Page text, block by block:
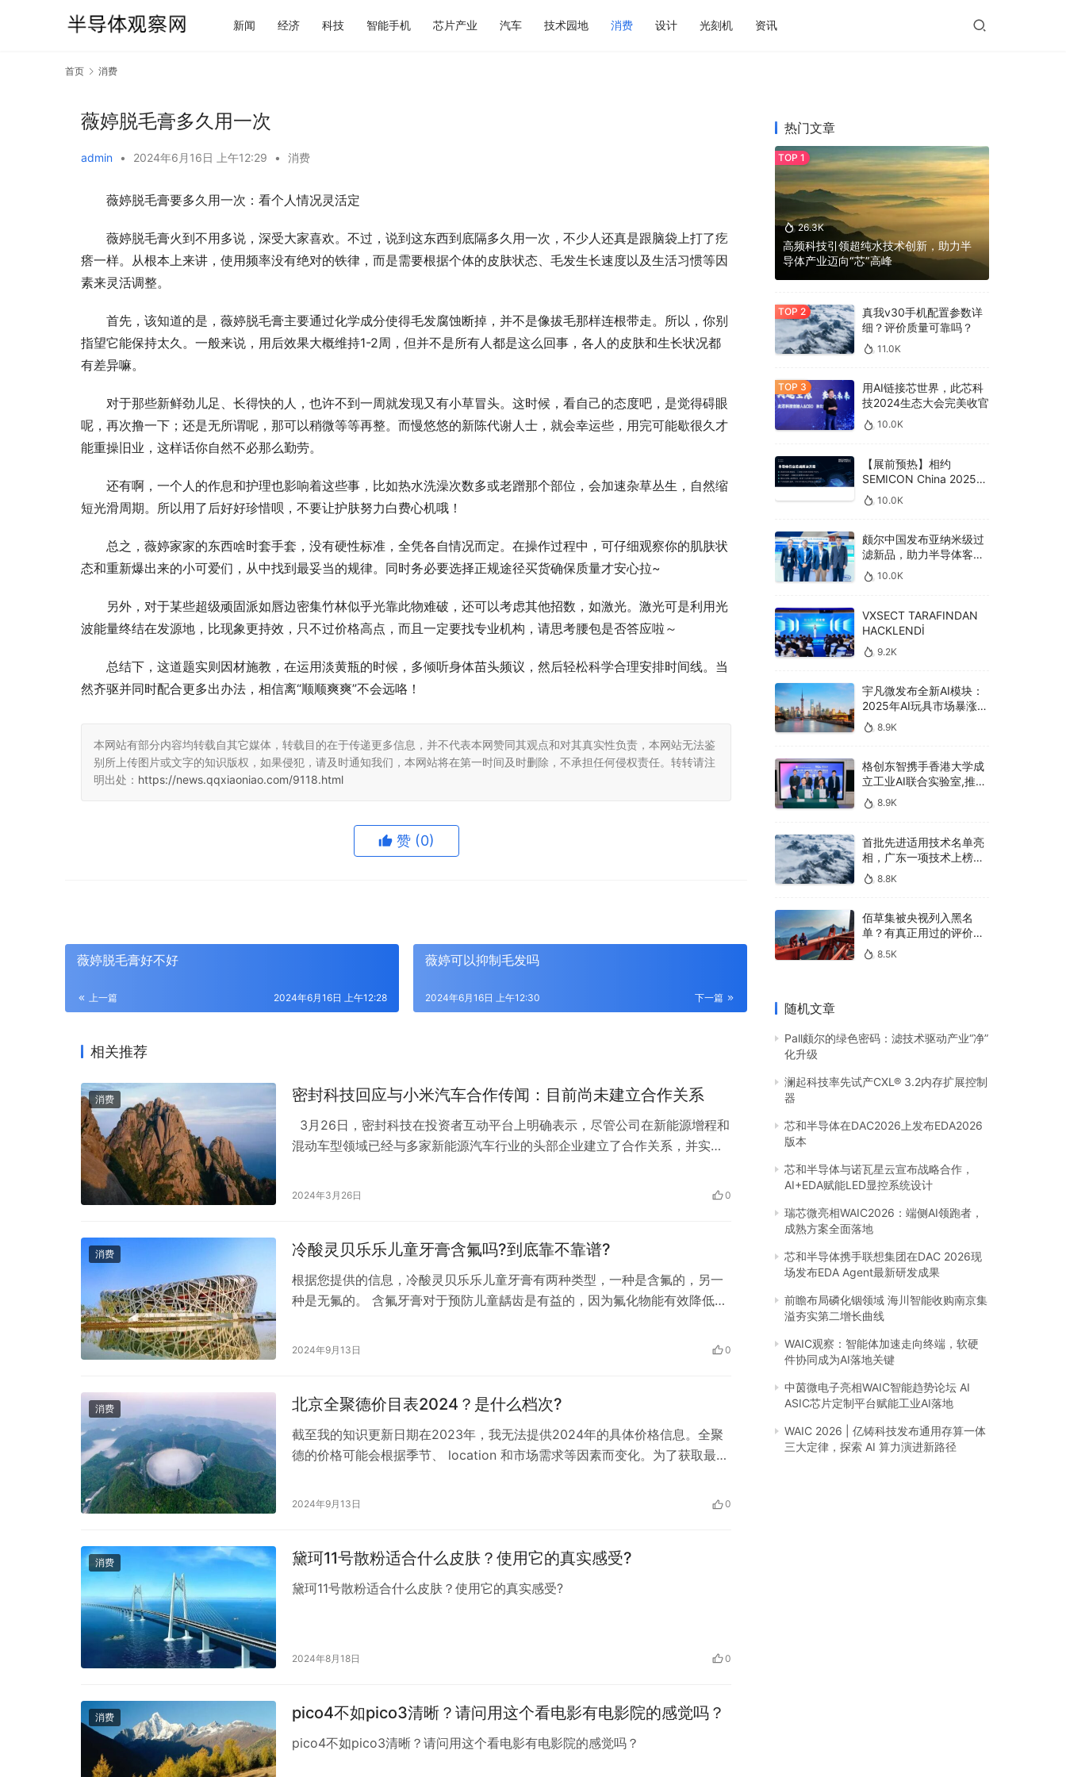
新闻 经济 科技 智能手机 芯片产业 汽车 技术园地 消费 设计 光刻机 资讯
首页 消费
薇婷脱毛膏多久用一次
admin • 2024年6月16日 上午12:29 • 消费
薇婷脱毛膏要多久用一次：看个人情况灵活定
薇婷脱毛膏火到不用多说，深受大家喜欢。不过，说到这东西到底隔多久用一次，不少人还真是跟脑袋上打了疙
瘩一样。从根本上来讲，使用频率没有绝对的铁律，而是需要根据个体的皮肤状态、毛发生长速度以及生活习惯等因
素来灵活调整。
首先，该知道的是，薇婷脱毛膏主要通过化学成分使得毛发腐蚀断掉，并不是像拔毛那样连根带走。所以，你别
指望它能保持太久。一般来说，用后效果大概维持1-2周，但并不是所有人都是这么回事，各人的皮肤和生长状况都
有差异嘛。
对于那些新鲜劲儿足、长得快的人，也许不到一周就发现又有小草冒头。这时候，看自己的态度吧，是觉得碍眼
呢，再次撸一下；还是无所谓呢，那可以稍微等等再整。而慢悠悠的新陈代谢人士，就会幸运些，用完可能歇很久才
能重操旧业，这样话你自然不必那么勤劳。
还有啊，一个人的作息和护理也影响着这些事，比如热水洗澡次数多或老蹭那个部位，会加速杂草丛生，自然缩
短光滑周期。所以用了后好好珍惜呗，不要让护肤努力白费心机哦！
总之，薇婷家家的东西啥时套手套，没有硬性标准，全凭各自情况而定。在操作过程中，可仔细观察你的肌肤状
态和重新爆出来的小可爱们，从中找到最妥当的规律。同时务必要选择正规途径买货确保质量才安心拉~
另外，对于某些超级顽固派如唇边密集竹林似乎光靠此物难破，还可以考虑其他招数，如激光。激光可是利用光
波能量终结在发源地，比现象更持效，只不过价格高点，而且一定要找专业机构，请思考腰包是否答应啦～
总结下，这道题实则因材施教，在运用淡黄瓶的时候，多倾听身体苗头频议，然后轻松科学合理安排时间线。当
然齐驱并同时配合更多出办法，相信离“顺顺爽爽”不会远咯！
本网站有部分内容均转载自其它媒体，转载目的在于传递更多信息，并不代表本网赞同其观点和对其真实性负责，本网站无法鉴
别所上传图片或文字的知识版权，如果侵犯，请及时通知我们，本网站将在第一时间及时删除，不承担任何侵权责任。转转请注
明出处： https://news.qqxiaoniao.com/9118.html
赞 (0)
薇婷脱毛膏好不好
上一篇 2024年6月16日 上午12:28
薇婷可以抑制毛发吗
下一篇
2024年6月16日 上午12:30
相关推荐
消费 密封科技回应与小米汽车合作传闻：目前尚未建立合作关系
3月26日，密封科技在投资者互动平台上明确表示，尽管公司在新能源增程和
混动车型领域已经与多家新能源汽车行业的头部企业建立了合作关系，并实现
不足5%。公司计划将这一增长势头作为未来发展的突破口，继续在新能源车市
2024年3月26日 0
消费 冷酸灵贝乐乐儿童牙膏含氟吗?到底靠不靠谱?
根据您提供的信息，冷酸灵贝乐乐儿童牙膏有两种类型，一种是含氟的，另一
种是无氟的。 含氟牙膏对于预防儿童龋齿是有益的，因为氟化物能有效降低牙
2024年9月13日 0
消费 北京全聚德价目表2024？是什么档次?
截至我的知识更新日期在2023年，我无法提供2024年的具体价格信息。全聚
德的价格可能会根据季节、 location 和市场需求等因素而变化。为了获取最准
您也可以通过网络搜索或查看旅游信息网站上的最新评论和指南来获取价目表
2024年9月13日 0
消费 黛珂11号散粉适合什么皮肤？使用它的真实感受?
黛珂11号散粉适合什么皮肤？使用它的真实感受?
2024年8月18日 0
消费 pico4不如pico3清晰？请问用这个看电影有电影院的感觉吗？
pico4不如pico3清晰？请问用这个看电影有电影院的感觉吗？
热门文章
26.3K
高频科技引领超纯水技术创新，助力半
导体产业迈向“芯”高峰
真我v30手机配置参数详
细？评价质量可靠吗？
11.0K
用AI链接芯世界，此芯科
技2024生态大会完美收官
10.0K
【展前预热】相约
SEMICON China 2025，
德克威尔总线解决方案革
新助力半导体设备高效升
10.0K
颇尔中国发布亚纳米级过
滤新品，助力半导体客户
良率提升
10.0K
VXSECT TARAFINDAN
HACKLENDİ
9.2K
宇凡微发布全新AI模块：
2025年AI玩具市场暴涨
400亿，90%传统厂商的
生死战即将打响
8.9K
格创东智携手香港大学成
立工业AI联合实验室,推进
AMHS智能物料搬运调度
系统研发
8.9K
首批先进适用技术名单亮
相，广东一项技术上榜，
有何独特之处？
8.8K
佰草集被央视列入黑名
单？有真正用过的评价
吗？8.5K
随机文章
Pall颇尔的绿色密码：滤技术驱动产业“净”
化升级
澜起科技率先试产CXL® 3.2内存扩展控制
器
芯和半导体在DAC2026上发布EDA2026
版本
芯和半导体与诺瓦星云宣布战略合作，
AI+EDA赋能LED显控系统设计
瑞芯微亮相WAIC2026：端侧AI领跑者，
成熟方案全面落地
芯和半导体携手联想集团在DAC 2026现
场发布EDA Agent最新研发成果
前瞻布局磷化铟领域 海川智能收购南京集
溢夯实第二增长曲线
WAIC观察：智能体加速走向终端，软硬
件协同成为AI落地关键
中茵微电子亮相WAIC智能趋势论坛 AI
ASIC芯片定制平台赋能工业AI落地
WAIC 2026 | 亿铸科技发布通用存算一体
三大定律，探索 AI 算力演进新路径